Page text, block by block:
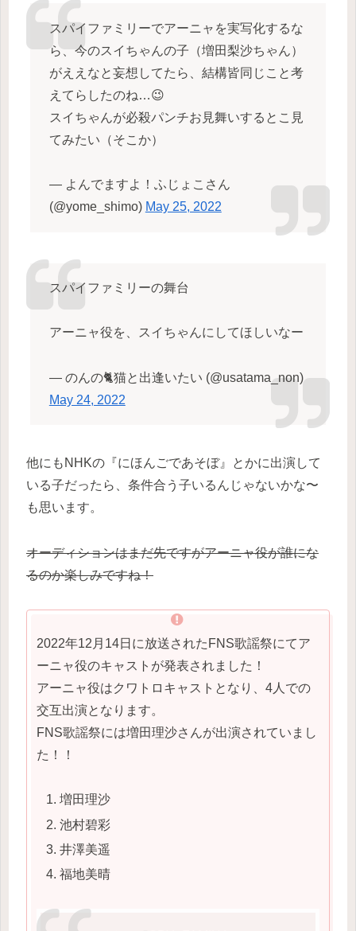
スパイファミリーでアーニャを実写化するな
ら、今のスイちゃんの子（増田梨沙ちゃん）
がええなと妄想してたら、結構皆同じこと考
えてらしたのね…😉
スイちゃんが必殺パンチお見舞いするとこ見
てみたい（そこか）
— よんでますよ！ふじょこさん
(@yome_shimo) May 25, 2022
スパイファミリーの舞台
アーニャ役を、スイちゃんにしてほしいなー
— のんの🐈猫と出逢いたい (@usatama_non)
May 24, 2022
他にもNHKの『にほんごであそぼ』とかに出演して
いる子だったら、条件合う子いるんじゃないかな〜
も思います。
オーディションはまだ先ですがアーニャ役が誰にな
るのか楽しみですね！
2022年12月14日に放送されたFNS歌謡祭にてア
ーニャ役のキャストが発表されました！
アーニャ役はクワトロキャストとなり、4人での
交互出演となります。
FNS歌謡祭には増田理沙さんが出演されていまし
た！！
増田理沙
池村碧彩
井澤美遥
福地美晴